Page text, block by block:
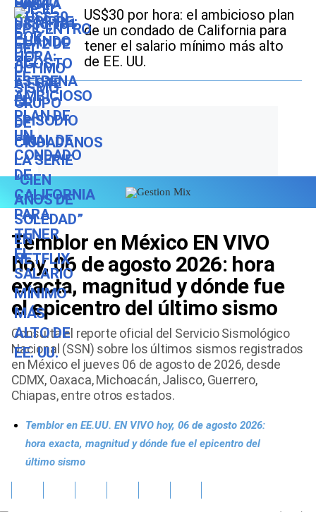
US$30 por hora: el ambicioso plan
de un condado de California para
tener el salario mínimo más alto
de EE. UU.